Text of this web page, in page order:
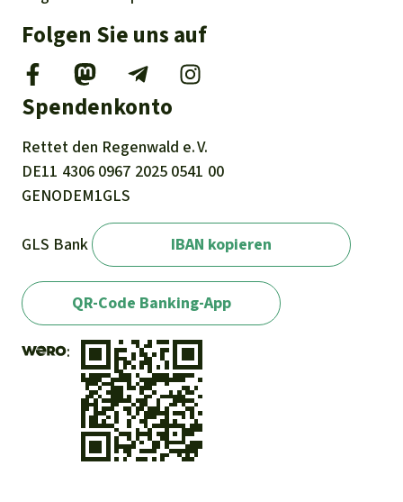
Folgen Sie uns auf
Spendenkonto
Rettet den Regenwald e. V.
DE11 4306 0967 2025 0541 00
GENODEM1GLS
GLS Bank IBAN kopieren
QR-Code Banking-App